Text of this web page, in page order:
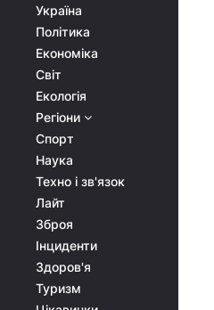
Україна
Політика
Економіка
Світ
Екологія
Регіони
Спорт
Наука
Техно і зв'язок
Лайт
Зброя
Інциденти
Здоров'я
Туризм